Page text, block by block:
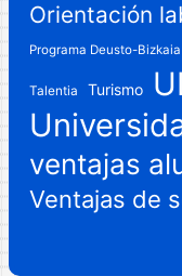
Orientación
Programa Deusto-
Talentia Turismo
ventajas
Ventajas de